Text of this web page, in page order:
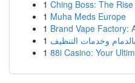
1 Ching Boss: The
1 Muha Meds Europe
1 Brand Vape Factory:
1 وخدمات التنظيف
1 88i Casino: Your